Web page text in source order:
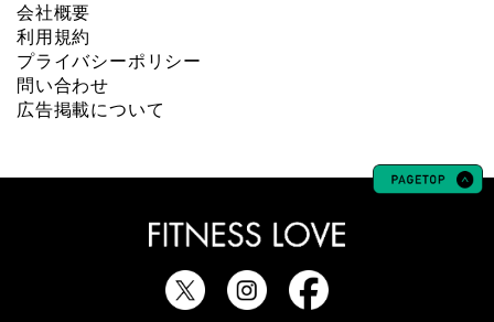
会社概要
利用規約
プライバシーポリシー
問い合わせ
広告掲載について